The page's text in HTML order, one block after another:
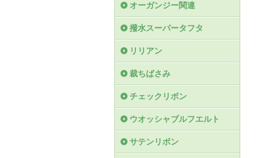
オーガンジー関連
撥水スーパータフタ
リリアン
裁ちばさみ
チェックリボン
ウオッシャブルフエルト
サテンリボン